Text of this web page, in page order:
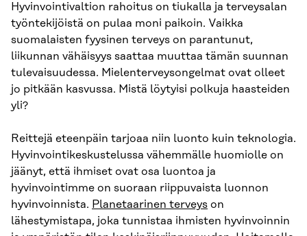
Hyvinvointivaltion rahoitus on tiukalla ja terveysalan
työntekijöistä on pulaa moni paikoin. Vaikka
suomalaisten fyysinen terveys on parantunut,
liikunnan vähäisyys saattaa muuttaa tämän suunnan
tulevaisuudessa. Mielenterveysongelmat ovat olleet
jo pitkään kasvussa. Mistä löytyisi polkuja haasteiden
yli?
Reittejä eteenpäin tarjoaa niin luonto kuin teknologia.
Hyvinvointikeskustelussa vähemmälle huomiolle on
jäänyt, että ihmiset ovat osa luontoa ja
hyvinvointimme on suoraan riippuvaista luonnon
hyvinvoinnista. Planetaarinen terveys on
lähestymistapa, joka tunnistaa ihmisten hyvinvoinnin